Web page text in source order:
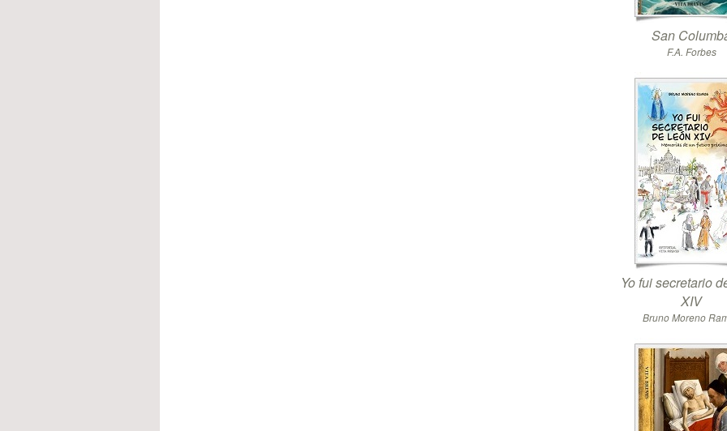
San
F.A. Forbes
Yo fui secretario
XIV
Bruno Moreno